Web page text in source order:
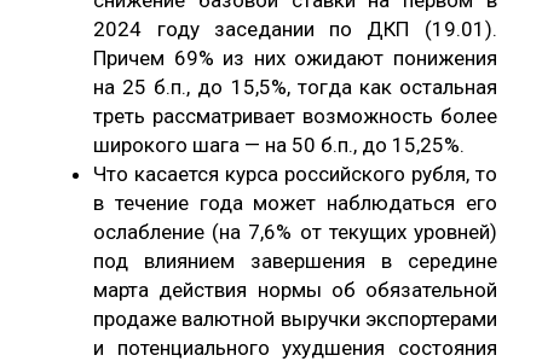
2024 году заседании по ДКП (19.01).
Причем 69% из них ожидают понижения
на 25 б.п., до 15,5%, тогда как остальная
треть рассматривает возможность более
широкого шага — на 50 б.п., до 15,25%.
Что касается курса российского рубля, то
в течение года может наблюдаться его
ослабление (на 7,6% от текущих уровней)
под влиянием завершения в середине
марта действия нормы об обязательной
продаже валютной выручки экспортерами
и потенциального ухудшения состояния